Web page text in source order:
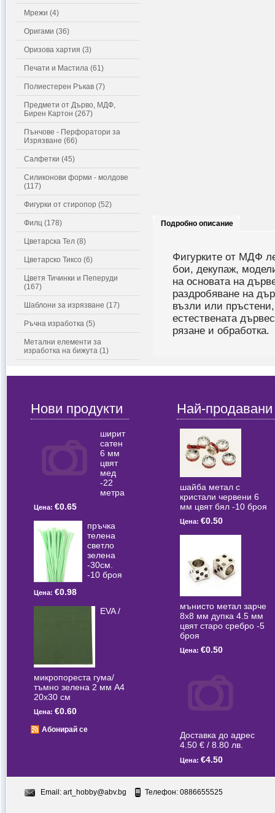
Мрежи (4)
Оригами (36)
Оризова хартия (3)
Печати и Мастила (61)
Полиестерен Ръкав (7)
Предмети от Дърво, МДФ,
Бирен Картон (267)
Пънчове - Перфоратори за
Изрязване (66)
Салфетки (45)
Силиконови форми - молдове
(117)
Фигурки от стиропор (52)
Филц (178)
Цветарска Тел (8)
Цветарско Тиксо (6)
Цветя Тичинки и Пеперуди
(167)
Шаблони за изрязване (17)
Ръчна изработка (5)
Метални елементи за
изработка на бижута (1)
Подробно описание
Фигурките от МДФ
бои, декупаж,
на основата на
раздробяване на
възли или
естествената
рязане и обработка.
Нови продукти
ширит
сатен
6 мм
цвят
мед
-22
метра
Цена: €0.65
пръчка
телена
светлo
зелена
-30см.
-10 броя
Цена: €0.98
EVA /
микропореста гума/
тъмно зелена 2 мм А4
20x30 см
Цена: €0.60
Абонирай се
Най-продавани
шайба метал с
кристали червени 6
мм цвят бял -10 броя
Цена: €0.50
мънисто метал зарче
8x8 мм дупка 4.5 мм
цвят старо сребро -5
броя
Цена: €0.50
Доставка до адрес
4.50 € / 8.80 лв.
Цена: €4.50
Email: art_hobby@abv.bg Телефон: 0886655525